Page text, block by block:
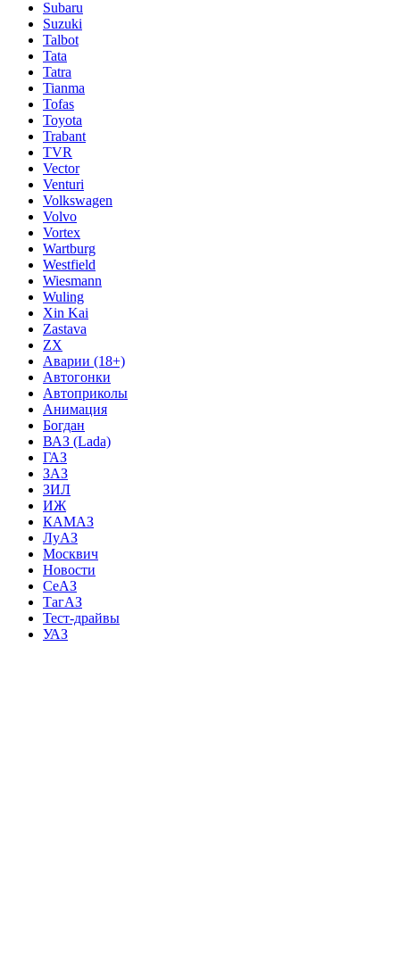
Subaru
Suzuki
Talbot
Tata
Tatra
Tianma
Tofas
Toyota
Trabant
TVR
Vector
Venturi
Volkswagen
Volvo
Vortex
Wartburg
Westfield
Wiesmann
Wuling
Xin Kai
Zastava
ZX
Аварии (18+)
Автогонки
Автоприколы
Анимация
Богдан
ВАЗ (Lada)
ГАЗ
ЗАЗ
ЗИЛ
ИЖ
КАМАЗ
ЛуАЗ
Москвич
Новости
СеАЗ
ТагАЗ
Тест-драйвы
УАЗ